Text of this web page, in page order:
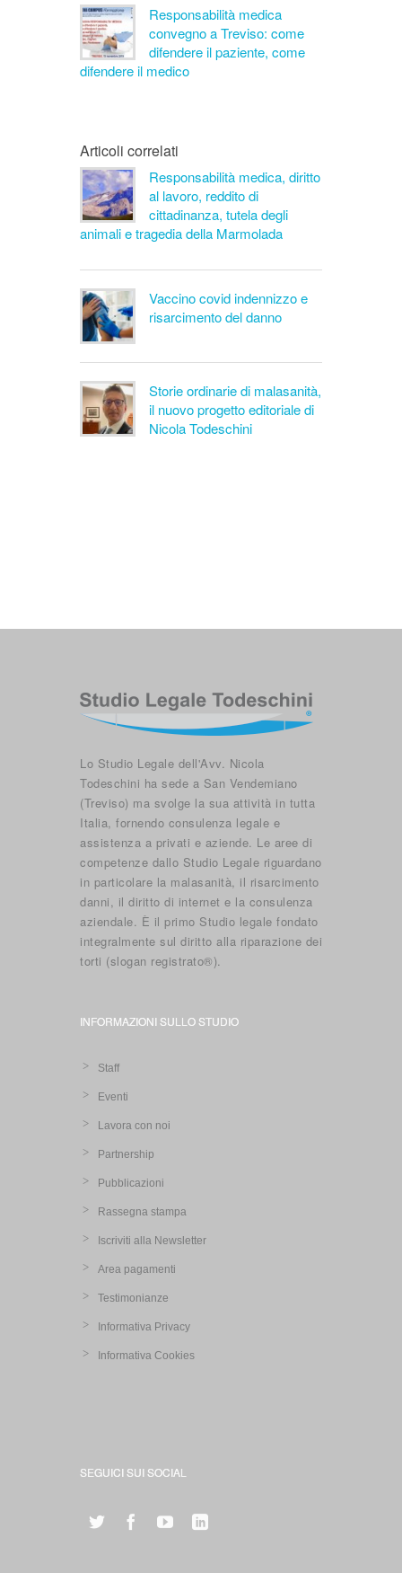
Responsabilità medica
convegno a Treviso: come
difendere il paziente, come
difendere il medico
Articoli correlati
Responsabilità medica, diritto
al lavoro, reddito di
cittadinanza, tutela degli
animali e tragedia della Marmolada
Vaccino covid indennizzo e
risarcimento del danno
Storie ordinarie di malasanità,
il nuovo progetto editoriale di
Nicola Todeschini
Lo Studio Legale dell'Avv. Nicola
Todeschini ha sede a San Vendemiano
(Treviso) ma svolge la sua attività in tutta
Italia, fornendo consulenza legale e
assistenza a privati e aziende. Le aree di
competenze dallo Studio Legale riguardano
in particolare la malasanità, il risarcimento
danni, il diritto di internet e la consulenza
aziendale. È il primo Studio legale fondato
integralmente sul diritto alla riparazione dei
torti (slogan registrato®).
INFORMAZIONI SULLO STUDIO
Staff
Eventi
Lavora con noi
Partnership
Pubblicazioni
Rassegna stampa
Iscriviti alla Newsletter
Area pagamenti
Testimonianze
Informativa Privacy
Informativa Cookies
SEGUICI SUI SOCIAL